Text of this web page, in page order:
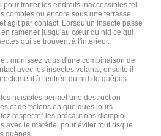
traiter les endroits inaccessibles tel
combles ou encore sous une terrasse.
agit par contact. Lorsqu'un insecte passe
ramener jusqu'au cœur du nid ce qui
qui se trouvent à l'intérieur.
: munissez vous d'une combinaison de
avec les insectes volants, ensuite il
à l'entrée du nid de guêpes.
nuisibles permet une destruction
et de frelons en quelques jours
respecter les précautions d'emploi
avec le matériel pour éviter tout risque